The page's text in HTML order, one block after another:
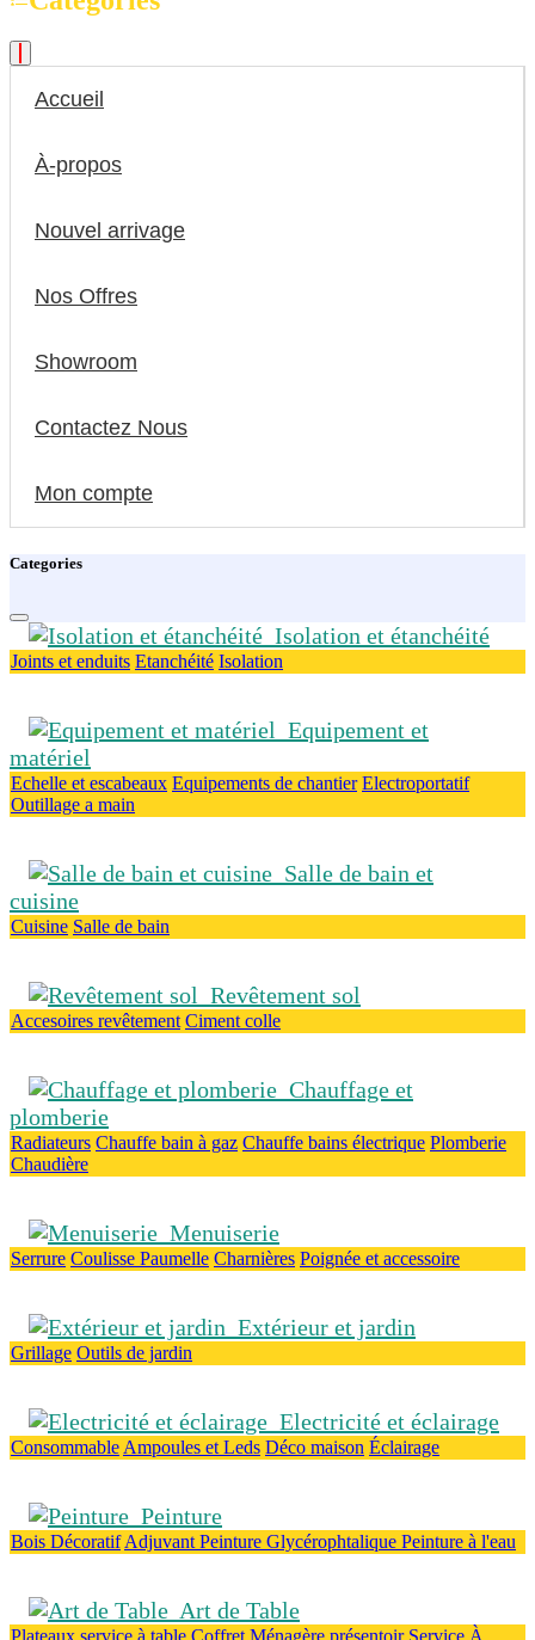
Accueil
À-propos
Nouvel arrivage
Nos Offres
Showroom
Contactez Nous
Mon compte
Categories
Isolation et étanchéité
Joints et enduits Etanchéité Isolation
Equipement et
matériel
Echelle et escabeaux Equipements de chantier Electroportatif
Outillage a main
Salle de bain et
cuisine
Cuisine Salle de bain
Revêtement sol
Accesoires revêtement Ciment colle
Chauffage et
plomberie
Radiateurs Chauffe bain à gaz Chauffe bains électrique Plomberie
Chaudière
Menuiserie
Serrure Coulisse Paumelle Charnières Poignée et accessoire
Extérieur et jardin
Grillage Outils de jardin
Electricité et éclairage
Consommable Ampoules et Leds Déco maison Éclairage
Peinture
Bois Décoratif Adjuvant Peinture Glycérophtalique Peinture à l'eau
Art de Table
Plateaux service à table Coffret Ménagère présentoir Service À